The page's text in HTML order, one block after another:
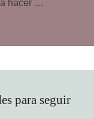
Ideas para hacer de tu casa tu lugar favorito en la desescalada
para seguir